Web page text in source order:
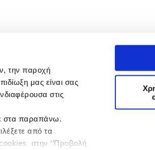
την παροχή
μας είναι σας
στις
στα παραπάνω.
από τα
στην ‘’Προβολή